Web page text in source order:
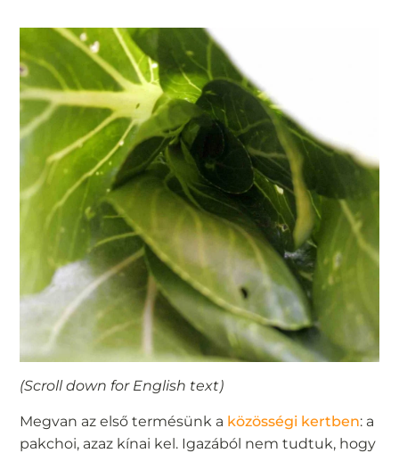
(Scroll down for English text)
Megvan az első termésünk a közösségi kertben: a
pakchoi, azaz kínai kel. Igazából nem tudtuk, hogy